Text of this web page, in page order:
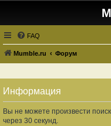
FAQ
Mumble.ru Форум
Информация
Вы не можете произвести
через 30 секунд.